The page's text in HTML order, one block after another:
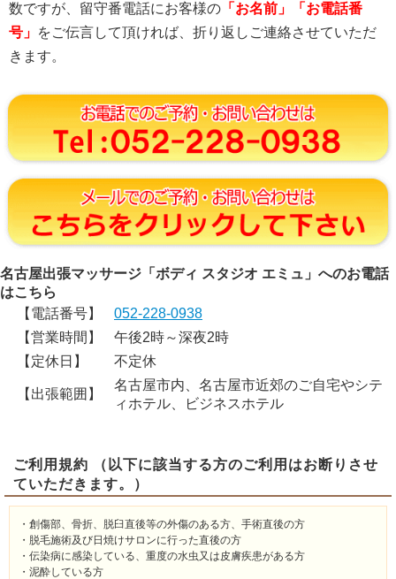
数ですが、留守番電話にお客様の 「お名前」「お電話番
号」 をご伝言して頂ければ、折り返しご連絡させていただ
きます。
名古屋出張マッサージ「ボディ スタジオ エミュ」へのお電話
はこちら
【電話番号】
052-228-0938
【営業時間】
午後2時～深夜2時
【定休日】
不定休
【出張範囲】
名古屋市内、名古屋市近郊のご自宅やシテ
ィホテル、ビジネスホテル
ご利用規約 （以下に該当する方のご利用はお断りさせ
ていただきます。）
・創傷部、骨折、脱臼直後等の外傷のある方、手術直後の方
・脱毛施術及び日焼けサロンに行った直後の方
・伝染病に感染している、重度の水虫又は皮膚疾患がある方
・泥酔している方